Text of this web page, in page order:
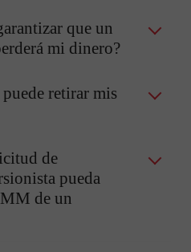
que un
mi dinero?
retirar mis
de
pueda
de un